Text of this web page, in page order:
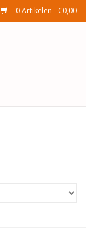
0 Artikelen - €0,00